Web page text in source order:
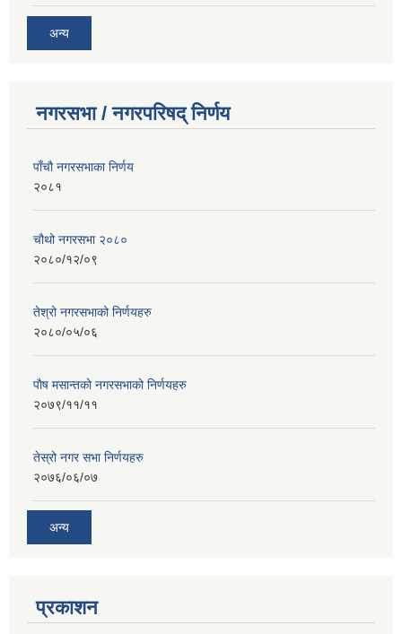
अन्य
नगरसभा / नगरपरिषद् निर्णय
पाँचौ नगरसभाका निर्णय
२०८१
चौथो नगरसभा २०८०
२०८०/१२/०९
तेश्रो नगरसभाको निर्णयहरु
२०८०/०५/०६
पाैष मसान्तको नगरसभाको निर्णयहरु
२०७९/११/११
तेस्रो नगर सभा निर्णयहरु
२०७६/०६/०७
अन्य
प्रकाशन